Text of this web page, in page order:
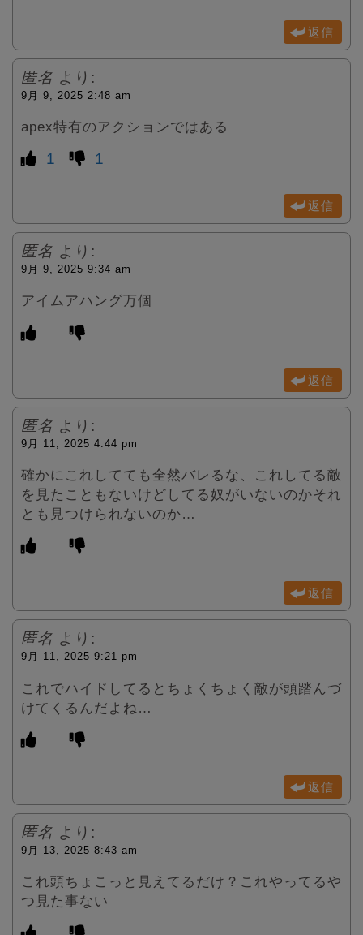
返信
匿名 より:
9月 9, 2025 2:48 am
apex特有のアクションではある
1 1
返信
匿名 より:
9月 9, 2025 9:34 am
アイムアハング万個
返信
匿名 より:
9月 11, 2025 4:44 pm
確かにこれしてても全然バレるな、これしてる敵
を見たこともないけどしてる奴がいないのかそれ
とも見つけられないのか…
返信
匿名 より:
9月 11, 2025 9:21 pm
これでハイドしてるとちょくちょく敵が頭踏んづ
けてくるんだよね…
返信
匿名 より:
9月 13, 2025 8:43 am
これ頭ちょこっと見えてるだけ？これやってるや
つ見た事ない